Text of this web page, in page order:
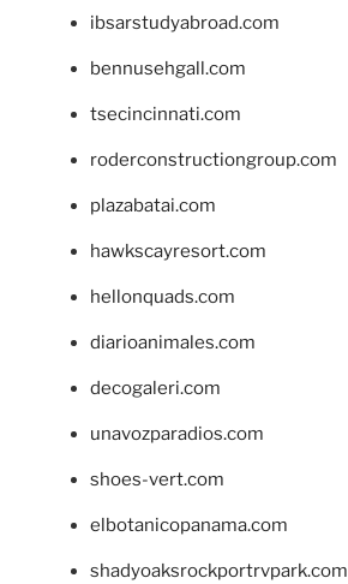
ibsarstudyabroad.com
bennusehgall.com
tsecincinnati.com
roderconstructiongroup.com
plazabatai.com
hawkscayresort.com
hellonquads.com
diarioanimales.com
decogaleri.com
unavozparadios.com
shoes-vert.com
elbotanicopanama.com
shadyoaksrockportrvpark.com